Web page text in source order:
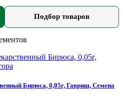
Подбор товаров
Бирюса, 0,05г, Гавриш, Семена